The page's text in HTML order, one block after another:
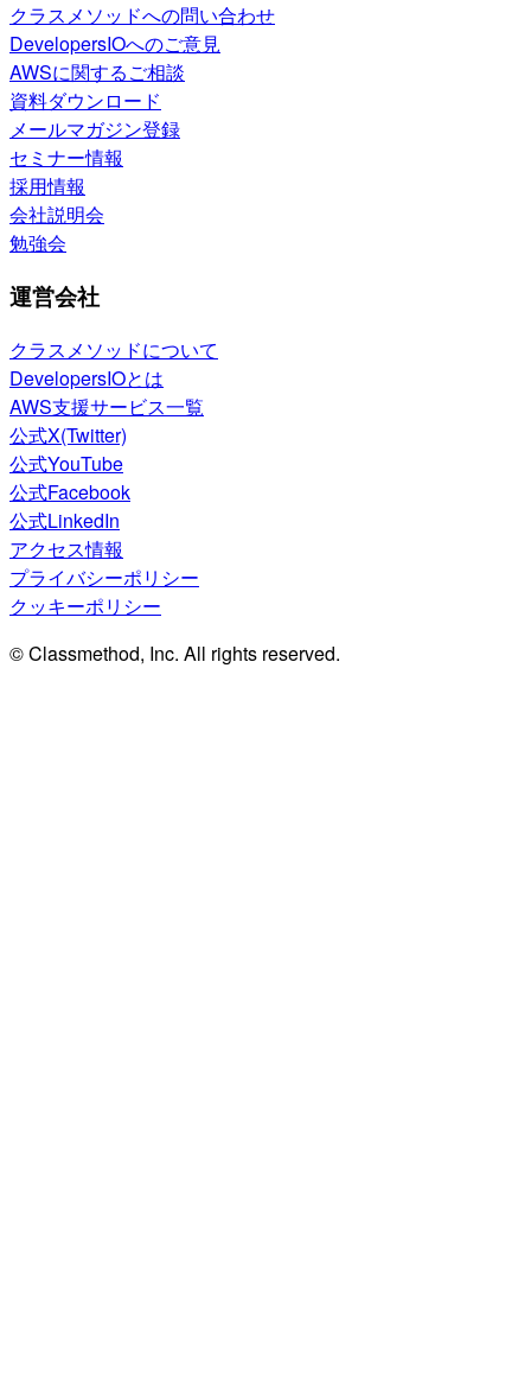
クラスメソッドへの問い合わせ
DevelopersIOへのご意見
AWSに関するご相談
資料ダウンロード
メールマガジン登録
セミナー情報
採用情報
会社説明会
勉強会
運営会社
クラスメソッドについて
DevelopersIOとは
AWS支援サービス一覧
公式X(Twitter)
公式YouTube
公式Facebook
公式LinkedIn
アクセス情報
プライバシーポリシー
クッキーポリシー
© Classmethod, Inc. All rights reserved.